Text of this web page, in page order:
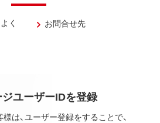
く
お問合せ先
ユーザーIDを登録
は、ユーザー登録をすることで、